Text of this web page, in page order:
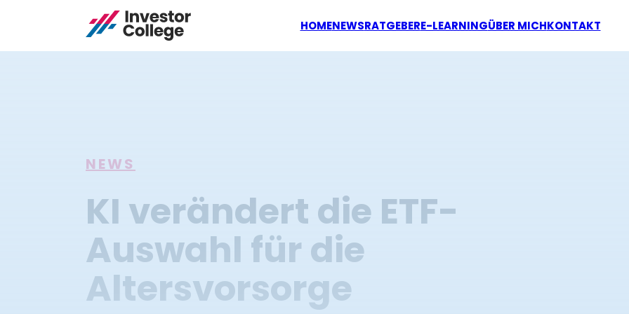
HOMENEWSRATGEBERE-LEARNINGÜBER MICHKONTAKT
NEWS
KI verändert die ETF-
Auswahl für die
Altersvorsorge